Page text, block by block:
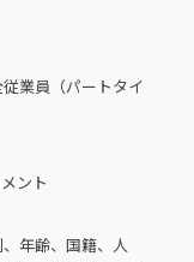
業員（パートタイ
ント
年齢、国籍、人